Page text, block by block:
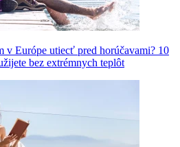
v Európe utiecť pred horúčavami? 10
bez extrémnych teplôt